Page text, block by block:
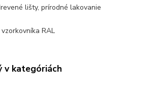
lišty, prírodné lakovanie
RAL
v kategóriách